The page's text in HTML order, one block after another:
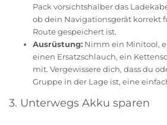
Pack vorsichtshalber das
ob dein Navigationsgerät korrekt
Route gespeichert ist.
Ausrüstung: Nimm ein Minitool,
einen Ersatzschlauch, ein
mit. Vergewissere dich, dass du
Gruppe in der Lage ist, eine
3. Unterwegs Akku sparen